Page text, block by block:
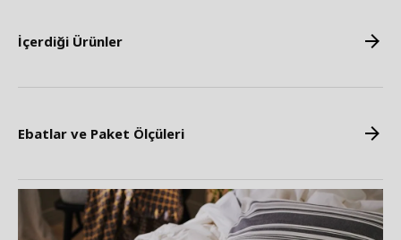
İçerdiği Ürünler
Ebatlar ve Paket Ölçüleri